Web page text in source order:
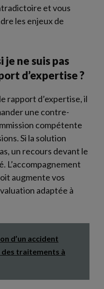
et vous
les enjeux de
je ne suis pas
d’expertise ?
rapport d’expertise, il
une contre-
compétente
Si la solution
un recours devant le
L’accompagnement
augmente vos
adaptée à
d’un accident
traitements à